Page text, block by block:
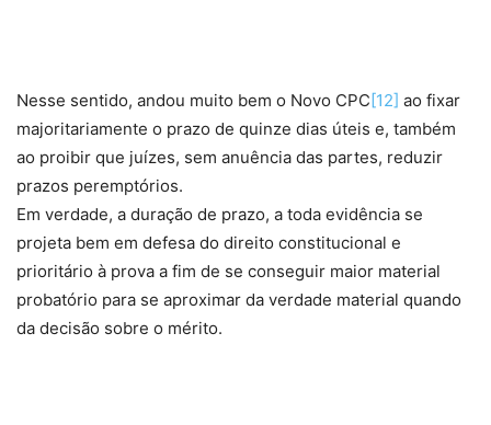
Nesse sentido, andou muito bem o Novo CPC [12] ao fixar
majoritariamente o prazo de quinze dias úteis e, também
ao proibir que juízes, sem anuência das partes, reduzir
prazos peremptórios.
Em verdade, a duração de prazo, a toda evidência se
projeta bem em defesa do direito constitucional e
prioritário à prova a fim de se conseguir maior material
probatório para se aproximar da verdade material quando
da decisão sobre o mérito.